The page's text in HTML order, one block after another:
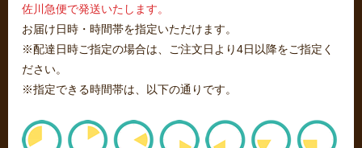
佐川急便で発送いたします。
お届け日時・時間帯を指定いただけます。
※配達日時ご指定の場合は、ご注文日より4日以降をご指定く
ださい。
※指定できる時間帯は、以下の通りです。